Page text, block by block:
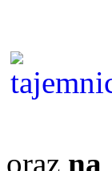
oraz na